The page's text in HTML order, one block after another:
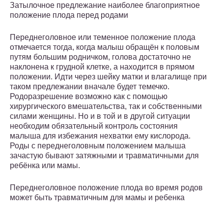
Затылочное предлежание наиболее благоприятное
положение плода перед родами
Переднеголовное или теменное положение плода
отмечается тогда, когда малыш обращён к половым
путям большим родничком, голова достаточно не
наклонена к грудной клетке, а находится в прямом
положении. Идти через шейку матки и влагалище при
таком предлежании вначале будет темечко.
Родоразрешение возможно как с помощью
хирургического вмешательства, так и собственными
силами женщины. Но и в той и в другой ситуации
необходим обязательный контроль состояния
малыша для избежания нехватки ему кислорода.
Роды с переднеголовным положением малыша
зачастую бывают затяжными и травматичными для
ребёнка или мамы.
Переднеголовное положение плода во время родов
может быть травматичным для мамы и ребенка